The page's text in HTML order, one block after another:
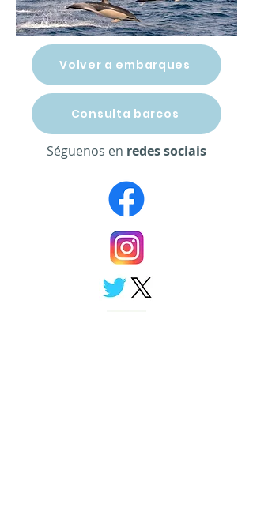
Volver a embarques
Consulta barcos
Séguenos en redes sociais